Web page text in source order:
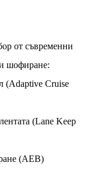
от съвременни
шофиране:
(Adaptive Cruise
(Lane Keep
(AEB)